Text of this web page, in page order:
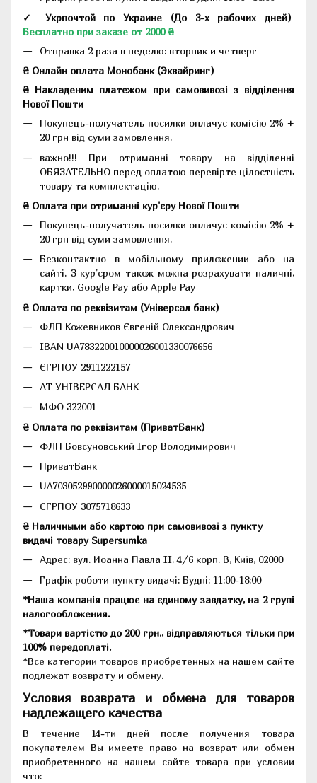
✓ Укрпочтой по Украине (До 3-х рабочих дней)
Бесплатно при заказе от 2000 ₴
Отправка 2 раза в неделю: вторник и четверг
₴ Онлайн оплата Монобанк (Эквайринг)
₴ Накладеним платежом при самовивозі з відділення
Нової Пошти
Покупець-получатель посилки оплачує комісію 2% +
20 грн від суми замовлення.
важно!!! При отриманні товару на відділенні
ОБЯЗАТЕЛЬНО перед оплатою перевірте цілостність
товару та комплектацію.
₴ Оплата при отриманні кур'єру Нової Пошти
Покупець-получатель посилки оплачує комісію 2% +
20 грн від суми замовлення.
Безконтактно в мобільному приложении або на
сайті. З кур'єром також можна розрахувати наличні,
картки, Google Pay або Apple Pay
₴ Оплата по реквізитам (Універсал банк)
ФЛП Кожевников Євгеній Олександрович
IBAN UA783220010000026001330076656
ЄГРПОУ 2911222157
АТ УНІВЕРСАЛ БАНК
МФО 322001
₴ Оплата по реквізитам (ПриватБанк)
ФЛП Бовсуновський Ігор Володимирович
ПриватБанк
UA703052990000026000015024535
ЄГРПОУ 3075718633
₴ Наличными або картою при самовивозі з пункту
видачі товару Supersumka
Адрес: вул. Иоанна Павла II, 4/6 корп. В, Київ, 02000
Графік роботи пункту видачі: Будні: 11:00-18:00
*Наша компанія працює на єдиному завдатку, на 2 групі
налогообложения.
*Товари вартістю до 200 грн., відправляються тільки при
100% передоплаті.
*Все категории товаров приобретенных на нашем сайте
подлежат возврату и обмену.
Условия возврата и обмена для товаров
надлежащего качества
В течение 14-ти дней после получения товара
покупателем Вы имеете право на возврат или обмен
приобретенного на нашем сайте товара при условии
что: